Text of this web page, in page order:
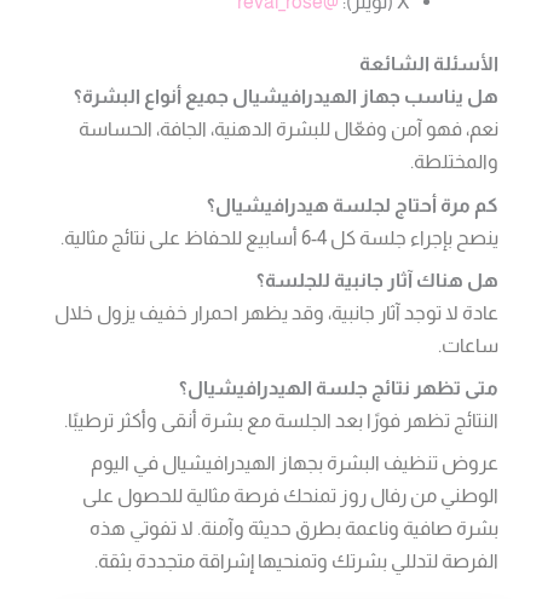
الأسئلة الشائعة
هل يناسب جهاز الهيدرافيشيال جميع أنواع البشرة؟
نعم، فهو آمن وفعّال للبشرة الدهنية، الجافة، الحساسة
والمختلطة.
كم مرة أحتاج لجلسة هيدرافيشيال؟
ينصح بإجراء جلسة كل 4-6 أسابيع للحفاظ على نتائج مثالية.
هل هناك آثار جانبية للجلسة؟
عادة لا توجد آثار جانبية، وقد يظهر احمرار خفيف يزول خلال
ساعات.
متى تظهر نتائج جلسة الهيدرافيشيال؟
النتائج تظهر فورًا بعد الجلسة مع بشرة أنقى وأكثر ترطيبًا.
عروض تنظيف البشرة بجهاز الهيدرافيشيال في اليوم
الوطني من رفال روز تمنحك فرصة مثالية للحصول على
بشرة صافية وناعمة بطرق حديثة وآمنة. لا تفوتي هذه
الفرصة لتدللي بشرتك وتمنحيها إشراقة متجددة بثقة.